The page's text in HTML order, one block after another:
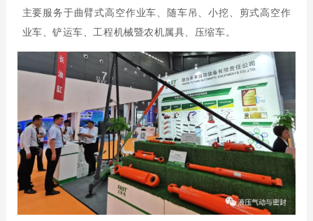
主要服务于曲臂式高空作业车、随车吊、小挖、剪式高空作
业车、铲运车、工程机械暨农机属具、压缩车。